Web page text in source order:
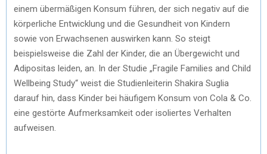
einem übermäßigen Konsum führen, der sich negativ auf die
körperliche Entwicklung und die Gesundheit von Kindern
sowie von Erwachsenen auswirken kann. So steigt
beispielsweise die Zahl der Kinder, die an Übergewicht und
Adipositas leiden, an. In der Studie „Fragile Families and Child
Wellbeing Study“ weist die Studienleiterin Shakira Suglia
darauf hin, dass Kinder bei häufigem Konsum von Cola & Co.
eine gestörte Aufmerksamkeit oder isoliertes Verhalten
aufweisen.